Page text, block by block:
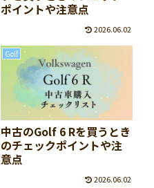
ポイントや注意点
2026.06.02
Golf
中古のGolf 6 Rを買うとき
のチェックポイントや注
意点
2026.06.02